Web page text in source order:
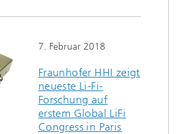
7. Februar 2018
Fraunhofer HHI zeigt
neueste Li-Fi-
Forschung auf
erstem Global LiFi
Congress in Paris